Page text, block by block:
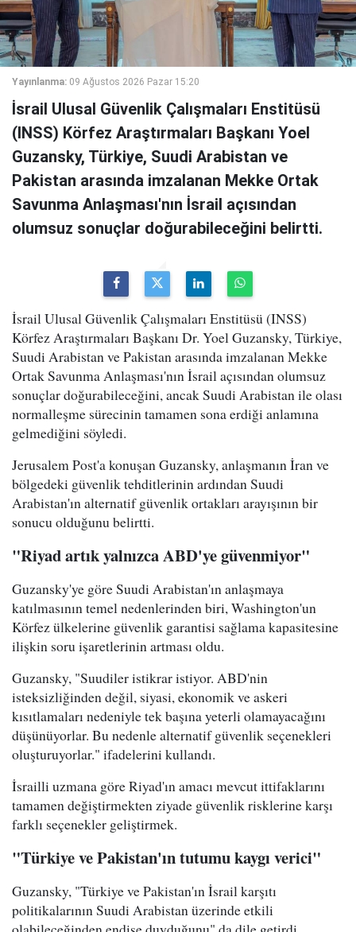
Yayınlanma: 09 Ağustos 2026 Pazar 15:20
İsrail Ulusal Güvenlik Çalışmaları Enstitüsü
(INSS) Körfez Araştırmaları Başkanı Yoel
Guzansky, Türkiye, Suudi Arabistan ve
Pakistan arasında imzalanan Mekke Ortak
Savunma Anlaşması'nın İsrail açısından
olumsuz sonuçlar doğurabileceğini belirtti.
İsrail Ulusal Güvenlik Çalışmaları Enstitüsü (INSS)
Körfez Araştırmaları Başkanı Dr. Yoel Guzansky, Türkiye,
Suudi Arabistan ve Pakistan arasında imzalanan Mekke
Ortak Savunma Anlaşması'nın İsrail açısından olumsuz
sonuçlar doğurabileceğini, ancak Suudi Arabistan ile olası
normalleşme sürecinin tamamen sona erdiği anlamına
gelmediğini söyledi.
Jerusalem Post'a konuşan Guzansky, anlaşmanın İran ve
bölgedeki güvenlik tehditlerinin ardından Suudi
Arabistan'ın alternatif güvenlik ortakları arayışının bir
sonucu olduğunu belirtti.
"Riyad artık yalnızca ABD'ye güvenmiyor"
Guzansky'ye göre Suudi Arabistan'ın anlaşmaya
katılmasının temel nedenlerinden biri, Washington'un
Körfez ülkelerine güvenlik garantisi sağlama kapasitesine
ilişkin soru işaretlerinin artması oldu.
Guzansky, "Suudiler istikrar istiyor. ABD'nin
isteksizliğinden değil, siyasi, ekonomik ve askeri
kısıtlamaları nedeniyle tek başına yeterli olamayacağını
düşünüyorlar. Bu nedenle alternatif güvenlik seçenekleri
oluşturuyorlar." ifadelerini kullandı.
İsrailli uzmana göre Riyad'ın amacı mevcut ittifaklarını
tamamen değiştirmekten ziyade güvenlik risklerine karşı
farklı seçenekler geliştirmek.
"Türkiye ve Pakistan'ın tutumu kaygı verici"
Guzansky, "Türkiye ve Pakistan'ın İsrail karşıtı
politikalarının Suudi Arabistan üzerinde etkili